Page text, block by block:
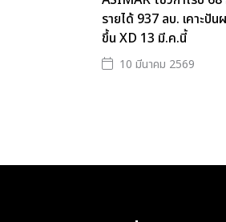
รายได้ 937 ลบ. เคาะปั
ขึ้น XD 13 มี.ค.นี้
10 มีนาคม 2569